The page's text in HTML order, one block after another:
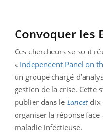
Convoquer les
Ces chercheurs se sont
« Independent Panel on
un groupe chargé
gestion de la crise. Cette
publier dans le Lancetdix
organiser la réponse
maladie infectieuse.